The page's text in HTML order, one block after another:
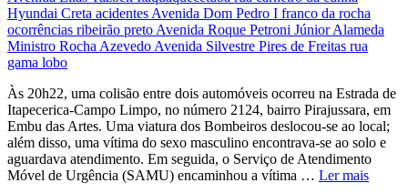
Às 20h22, uma colisão entre dois automóveis ocorreu na Estrada de
Itapecerica-Campo Limpo, no número 2124, bairro Pirajussara, em
Embu das Artes. Uma viatura dos Bombeiros deslocou-se ao local;
além disso, uma vítima do sexo masculino encontrava-se ao solo e
aguardava atendimento. Em seguida, o Serviço de Atendimento
Móvel de Urgência (SAMU) encaminhou a vítima … Ler mais